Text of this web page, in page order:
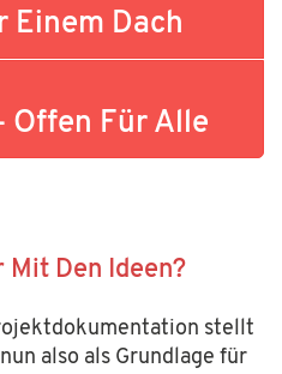
Einem Dach
Offen Für Alle
Mit Den Ideen?
stellt
also als Grundlage für